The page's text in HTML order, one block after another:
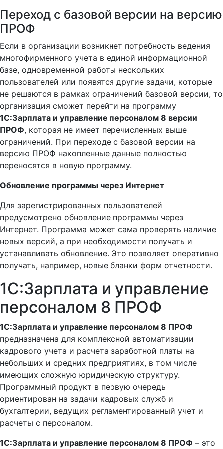
Переход с базовой версии на версию
ПРОФ
Если в организации возникнет потребность ведения
многофирменного учета в единой информационной
базе, одновременной работы нескольких
пользователей или появятся другие задачи, которые
не решаются в рамках ограничений базовой версии, то
организация сможет перейти на программу
1С:Зарплата и управление персоналом 8 версии
ПРОФ, которая не имеет перечисленных выше
ограничений. При переходе с базовой версии на
версию ПРОФ накопленные данные полностью
переносятся в новую программу.
Обновление программы через Интернет
Для зарегистрированных пользователей
предусмотрено обновление программы через
Интернет. Программа может сама проверять наличие
новых версий, а при необходимости получать и
устанавливать обновление. Это позволяет оперативно
получать, например, новые бланки форм отчетности.
1С:Зарплата и управление
персоналом 8 ПРОФ
1С:Зарплата и управление персоналом 8 ПРОФ
предназначена для комплексной автоматизации
кадрового учета и расчета заработной платы на
небольших и средних предприятиях, в том числе
имеющих сложную юридическую структуру.
Программный продукт в первую очередь
ориентирован на задачи кадровых служб и
бухгалтерии, ведущих регламентированный учет и
расчеты с персоналом.
1С:Зарплата и управление персоналом 8 ПРОФ – это